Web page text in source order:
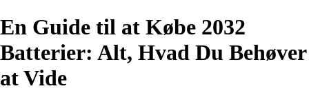
En Guide til at Købe 2032
Batterier: Alt, Hvad Du Behøver
at Vide